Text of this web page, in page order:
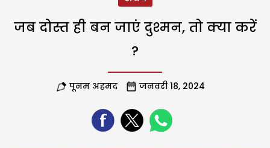
जब दोस्त ही बन जाएं दुश्मन, तो क्या करें
?
पूनम अहमद जनवरी 18, 2024